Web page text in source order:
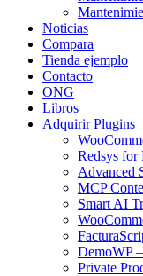
Noticias
Compara
Tienda ejemplo
Contacto
ONG
Libros
Adquirir Plugins
Redsys for
Advanced
MCP
Smart AI
DemoWP
Private